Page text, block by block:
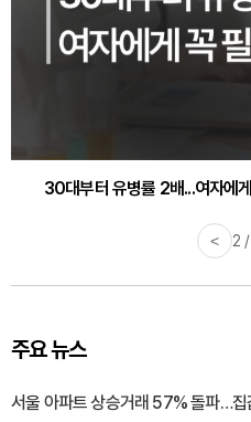
30대부터 유병률 2배...여자에
< 2
주요 뉴스
서울 아파트 상승거래 57% 돌파…집